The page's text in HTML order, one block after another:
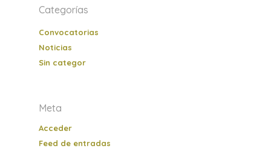
Categorías
Convocatorias
Noticias
Sin categor
Meta
Acceder
Feed de entradas